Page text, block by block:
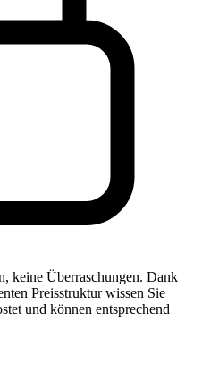
keine Überraschungen. Dank
Preisstruktur wissen Sie
und können entsprechend